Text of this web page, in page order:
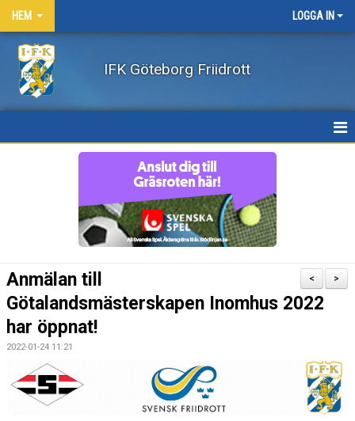
HEM LOGGA IN
IFK Göteborg Friidrott
KLÄDER
LEDARE/UTBILDNING
FUNKTIONÄR
BILDGALLERI
>
<
Anmälan till
Götalandsmästerskapen Inomhus 2022
har öppnat!
2022-01-24 11:21